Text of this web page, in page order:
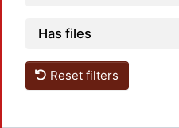
Has files
Reset filters